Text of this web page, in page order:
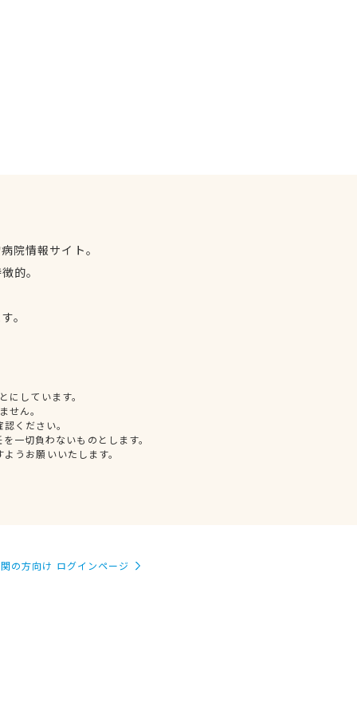
院情報サイト。
的。
。
しています。
せん。
ください。
一切負わないものとします。
うお願いいたします。
の方向け ログインページ